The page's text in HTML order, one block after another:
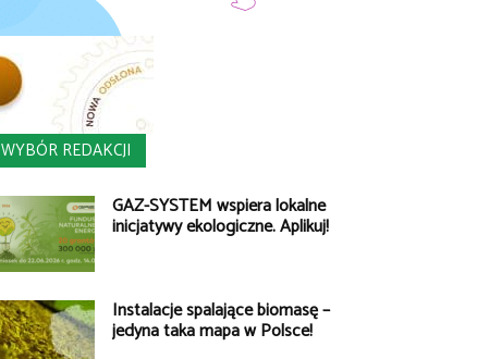
WYBÓR REDAKCJI
GAZ-SYSTEM wspiera lokalne
inicjatywy ekologiczne. Aplikuj!
Instalacje spalające biomasę –
jedyna taka mapa w Polsce!